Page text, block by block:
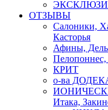
ОТЗЫВЫ
Салоники,
Касторья
Афины,
Пелопоннес,
КРИТ
о-ва
Итака,